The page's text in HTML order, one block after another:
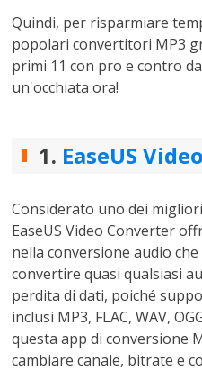
Quindi, per risparmiare
popolari convertitori MP3
primi 11 con pro e contro
un'occhiata ora!
1. EaseUS
Considerato uno dei
EaseUS Video Converter
nella conversione audio
convertire quasi qualsiasi
perdita di dati, poiché
inclusi MP3, FLAC, WAV,
questa app di conversione
cambiare canale, bitrate e